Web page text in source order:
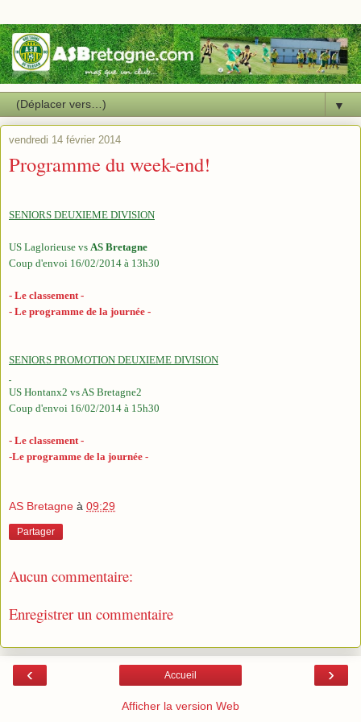
▼
vendredi 14 février 2014
Programme du week-end!
SENIORS DEUXIEME DIVISION
US Laglorieuse vs AS Bretagne
Coup d'envoi 16/02/2014 à 13h30
- Le classement -
- Le programme de la journée -
SENIORS PROMOTION DEUXIEME DIVISION
US Hontanx2 vs AS Bretagne2
Coup d'envoi 16/02/2014 à 15h30
- Le classement -
-Le programme de la journée -
AS Bretagne à 09:29
Partager
Aucun commentaire:
Enregistrer un commentaire
‹ ›
Accueil
Afficher la version Web